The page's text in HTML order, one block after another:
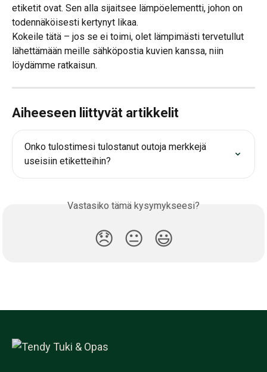
etiketit ovat. Sen alla sijaitsee lämpöelementti, johon on
todennäköisesti kertynyt likaa.
Kokeile tätä – jos se ei toimi, olet lämpimästi tervetullut
lähettämään meille sähköpostia kuvien kanssa, niin
löydämme ratkaisun.
Aiheeseen liittyvät artikkelit
Onko tulostimesi tulostanut outoja merkkejä
useisiin etiketteihin?
Vastasiko tämä kysymykseesi?
😞 😐 😃